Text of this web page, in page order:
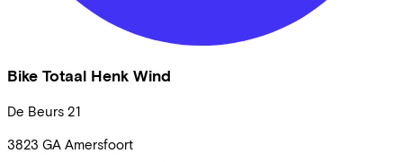
Bike Totaal Henk Wind
De Beurs 21
3823 GA Amersfoort